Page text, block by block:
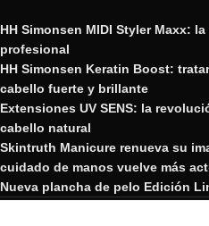
HH Simonsen MIDI Styler Maxx:
profesional
HH Simonsen Keratin Boost:
cabello fuerte y brillante
Extensiones UV SENS: la
cabello natural
Skintruth Manicure renueva su
cuidado de manos vuelve más
Nueva plancha de pelo Edición